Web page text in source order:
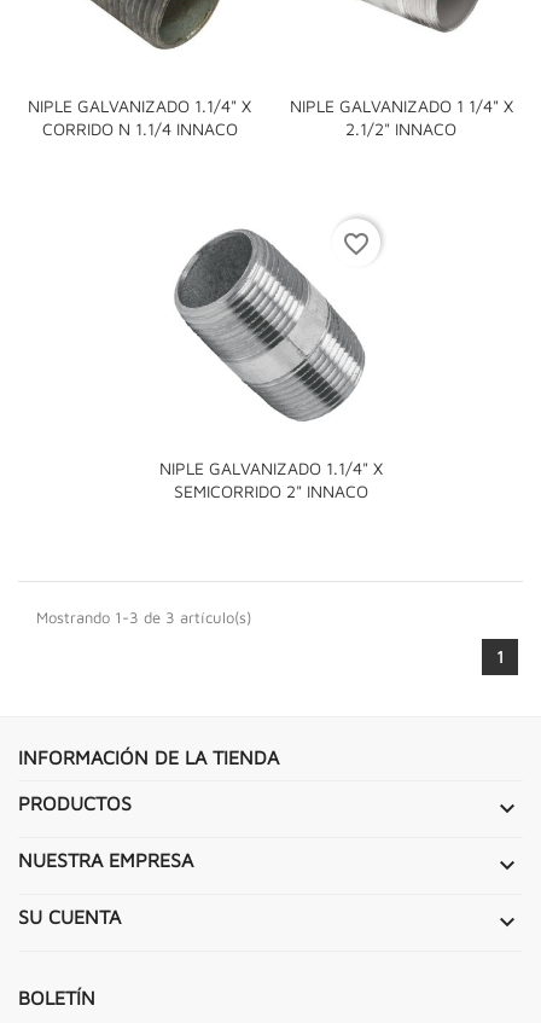
NIPLE GALVANIZADO 1.1/4" X
CORRIDO N 1.1/4 INNACO
NIPLE GALVANIZADO 1 1/4" X
2.1/2" INNACO
NIPLE GALVANIZADO 1.1/4" X
SEMICORRIDO 2" INNACO
favorite_border
Mostrando 1-3 de 3 artículo(s)
1
INFORMACIÓN DE LA TIENDA
PRODUCTOS 
NUESTRA EMPRESA 
SU CUENTA 
BOLETÍN